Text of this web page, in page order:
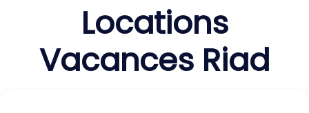
Locations
Vacances Riad